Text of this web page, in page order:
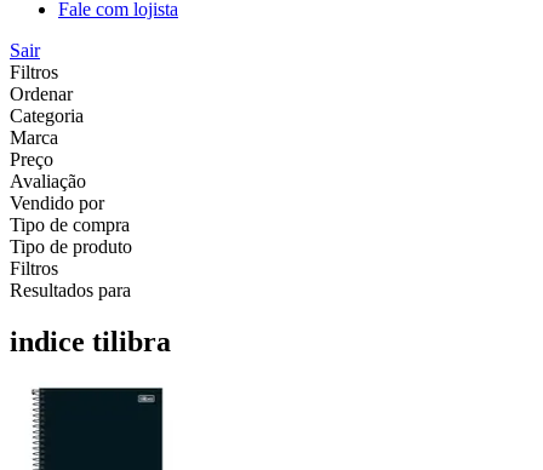
Fale com lojista
Sair
Filtros
Ordenar
Categoria
Marca
Preço
Avaliação
Vendido por
Tipo de compra
Tipo de produto
Filtros
Resultados para
indice tilibra